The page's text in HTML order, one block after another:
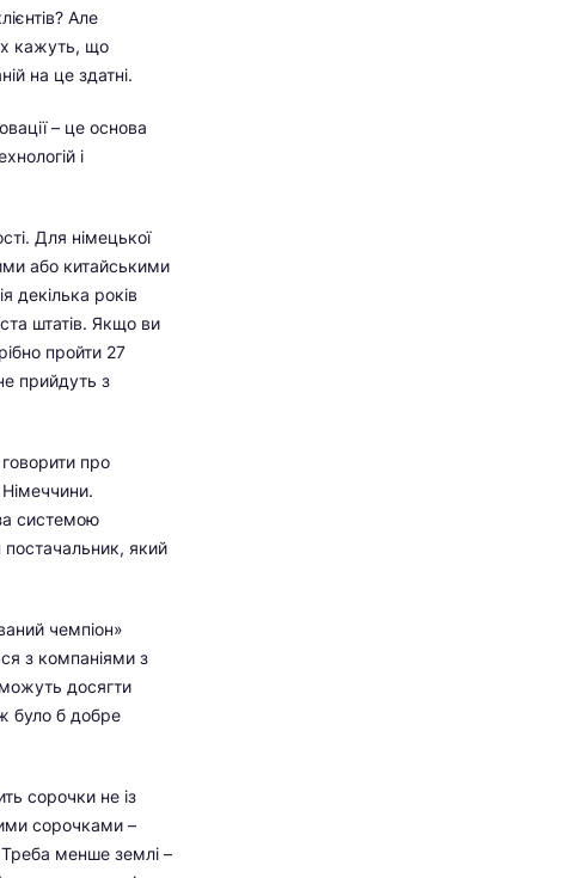
Але
кажуть, що
на це здатні.
– це основа
і
Для німецької
або китайськими
декілька років
штатів. Якщо ви
пройти 27
прийдуть з
про
системою
який
чемпіон»
з компаніями з
можуть досягти
було б добре
сорочки не із
сорочками –
Треба менше землі –